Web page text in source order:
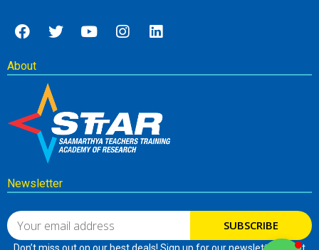
About
Newsletter
SUBSCRIBE